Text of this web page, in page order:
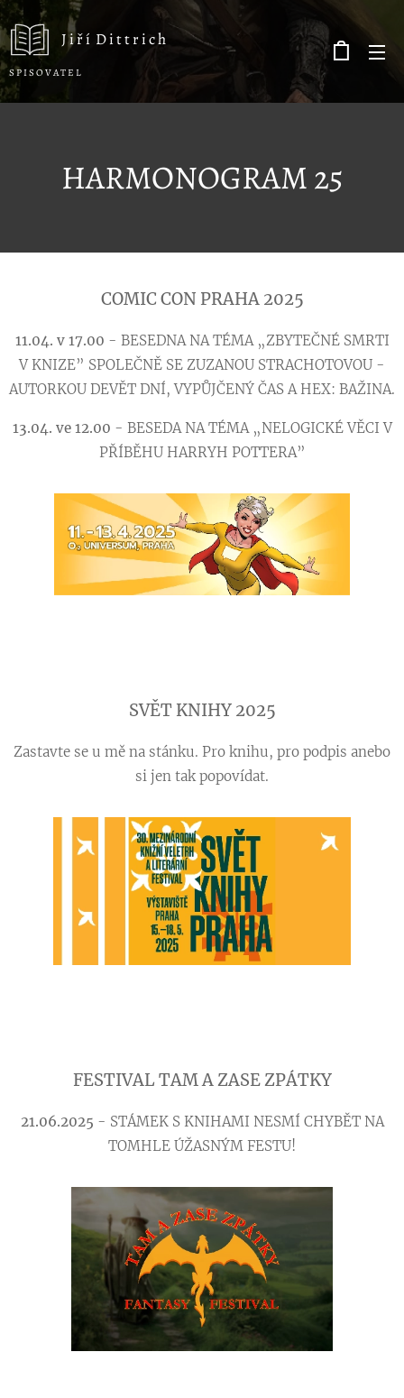
J i ř í D i t t r i c h
S P I S O V A T E L
HARMONOGRAM 25
COMIC CON PRAHA 2025
11.04. v 17.00 - BESEDNA NA TÉMA „ZBYTEČNÉ SMRTI
V KNIZE” SPOLEČNĚ SE ZUZANOU STRACHOTOVOU -
AUTORKOU DEVĚT DNÍ, VYPŮJČENÝ ČAS A HEX: BAŽINA.
13.04. ve 12.00 - BESEDA NA TÉMA „NELOGICKÉ VĚCI V
PŘÍBĚHU HARRYH POTTERA”
SVĚT KNIHY 2025
Zastavte se u mě na stánku. Pro knihu, pro podpis anebo
si jen tak popovídat.
FESTIVAL TAM A ZASE ZPÁTKY
21.06.2025 - STÁMEK S KNIHAMI NESMÍ CHYBĚT NA
TOMHLE ÚŽASNÝM FESTU!